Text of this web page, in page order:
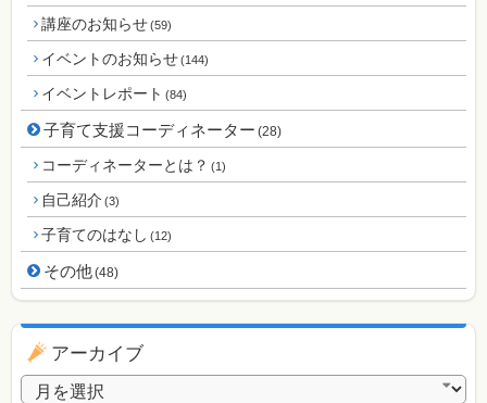
講座のお知らせ(59)
イベントのお知らせ(144)
イベントレポート (84)
子育て支援コーディネーター (28)
コーディネーターとは？ (1)
自己紹介 (3)
子育てのはなし (12)
その他(48)
アーカイブ
アーカイブ